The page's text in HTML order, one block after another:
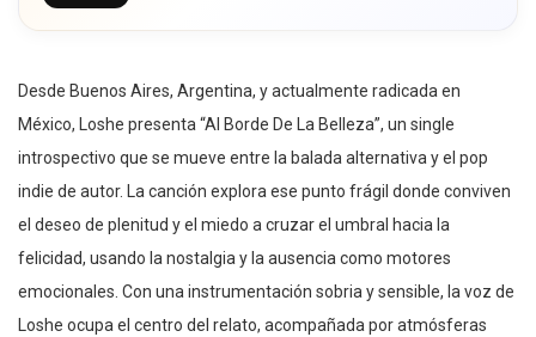
Desde Buenos Aires, Argentina, y actualmente radicada en
México, Loshe presenta “Al Borde De La Belleza”, un single
introspectivo que se mueve entre la balada alternativa y el pop
indie de autor. La canción explora ese punto frágil donde conviven
el deseo de plenitud y el miedo a cruzar el umbral hacia la
felicidad, usando la nostalgia y la ausencia como motores
emocionales. Con una instrumentación sobria y sensible, la voz de
Loshe ocupa el centro del relato, acompañada por atmósferas